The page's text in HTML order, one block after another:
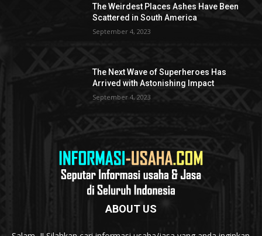
The Weirdest Places Ashes Have Been
Scattered in South America
September 4, 2023
The Next Wave of Superheroes Has
Arrived with Astonishing Impact
September 4, 2023
ABOUT US